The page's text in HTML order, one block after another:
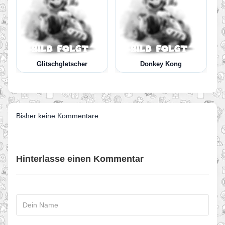
Glitschgletscher Donkey Kong
Bisher keine Kommentare.
Hinterlasse einen Kommentar